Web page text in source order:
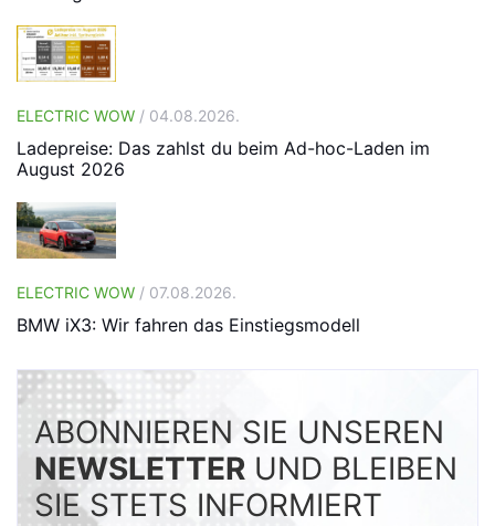
ELECTRIC WOW / 04.08.2026.
Ladepreise: Das zahlst du beim Ad-hoc-Laden im
August 2026
ELECTRIC WOW / 07.08.2026.
BMW iX3: Wir fahren das Einstiegsmodell
ABONNIEREN SIE UNSEREN
NEWSLETTER UND BLEIBEN
SIE STETS INFORMIERT